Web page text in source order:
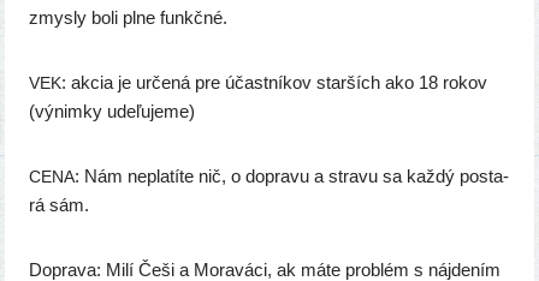
zmys­ly boli plne funkčné.
VEK: akcia je urče­ná pre účast­ní­kov star­ších ako 18 rokov
(výnim­ky udeľujeme)
CENA: Nám nepla­tí­te nič, o dopra­vu a stra­vu sa kaž­dý posta­
rá sám.
Doprava: Milí Češi a Moraváci, ak máte prob­lém s náj­de­ním